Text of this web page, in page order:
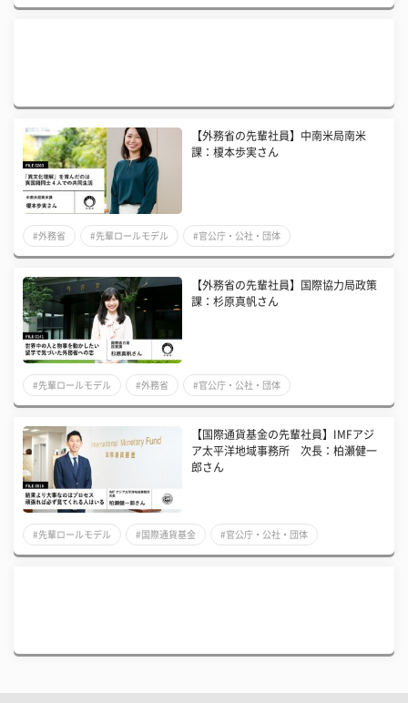
【外務省の先輩社員】中南米局南米
課：榎本歩実さん
#外務省 #先輩ロールモデル #官公庁・公社・団体
【外務省の先輩社員】国際協力局政策
課：杉原真帆さん
#先輩ロールモデル #外務省 #官公庁・公社・団体
【国際通貨基金の先輩社員】IMFアジ
ア太平洋地域事務所 次長：柏瀬健一
郎さん
#先輩ロールモデル #国際通貨基金 #官公庁・公社・団体